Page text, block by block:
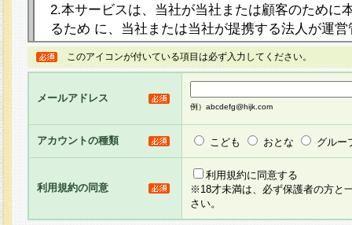
2.本サービスは、当社が当社または顧客のために
るため に、当社または当社が提携する法人が運
ト（以下「本サイト」といいます。）上に本サー
ージを設け、会員がアンケー ト調査に回答する
し、その結果を当社が集計・分析その他の利用を
るものです。なお、本サービスは、それぞれの目
員に対して本サービスの依頼を行うこともあり、
た全ての会員に対して本サービスの依頼をすると
りま す。
3.当社は、会員の事前の承諾を得ることなく、当
方 法・手段にて、本規約を任意に制定、変更ま
このアイコンが付いている項目は必ず入力してください。
メールアドレス
例）abcdefg@hijk.com
アカウントの種類 こども おとな グルー
利用規約の同意
利用規約に同意する
※18才未満は、必ず保護者の方と
さい。